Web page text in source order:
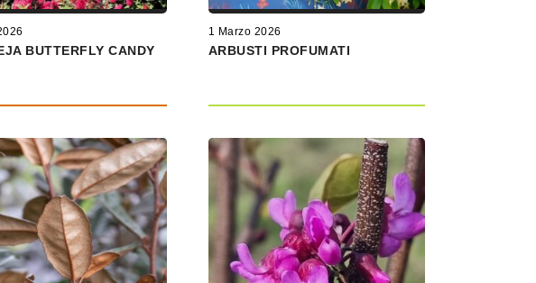
BUTTERFLY CANDY
1 Marzo 2026
ARBUSTI PROFUMATI